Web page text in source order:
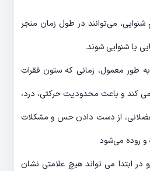
شنوایی، می‌توانند در طول زمان منجر
یا شنوایی شوند.
به طور معمول، زمانی که ستون فقرات
کند و باعث محدودیت حرکتی، درد،
از دست دادن حس و مشکلات
و روده می‌شود
در ابتدا می تواند هیچ علامتی نشان